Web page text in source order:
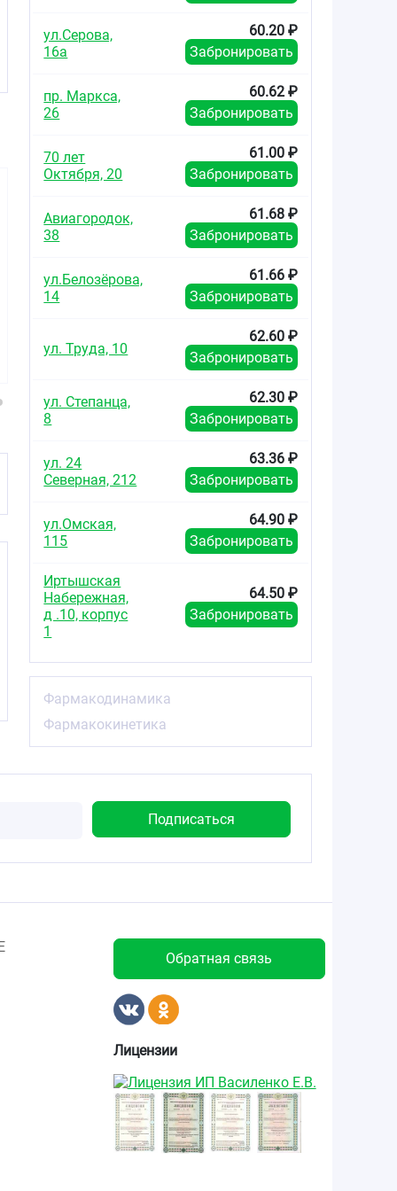
от53.30
таблетки 5мг №30
от72.59₽
Амлодипин
таблетки 10мг №30
ул.Серова,
16а
60.20 ₽
Забронировать
пр. Маркса,
26
60.62 ₽
Забронировать
70 лет
Октября, 20
61.00 ₽
Забронировать
Авиагородок,
38
61.68 ₽
Забронировать
ул.Белозёрова,
14
61.66 ₽
Забронировать
ул. Труда, 10
62.60 ₽
Забронировать
ул. Степанца,
8
62.30 ₽
Забронировать
ул. 24
Северная, 212
63.36 ₽
Забронировать
ул.Омская,
115
64.90 ₽
Забронировать
Иртышская
Набережная,
д .10, корпус
1
64.50 ₽
Забронировать
Фармакодинамика
Фармакокинетика
Обратная связь
Лицензии